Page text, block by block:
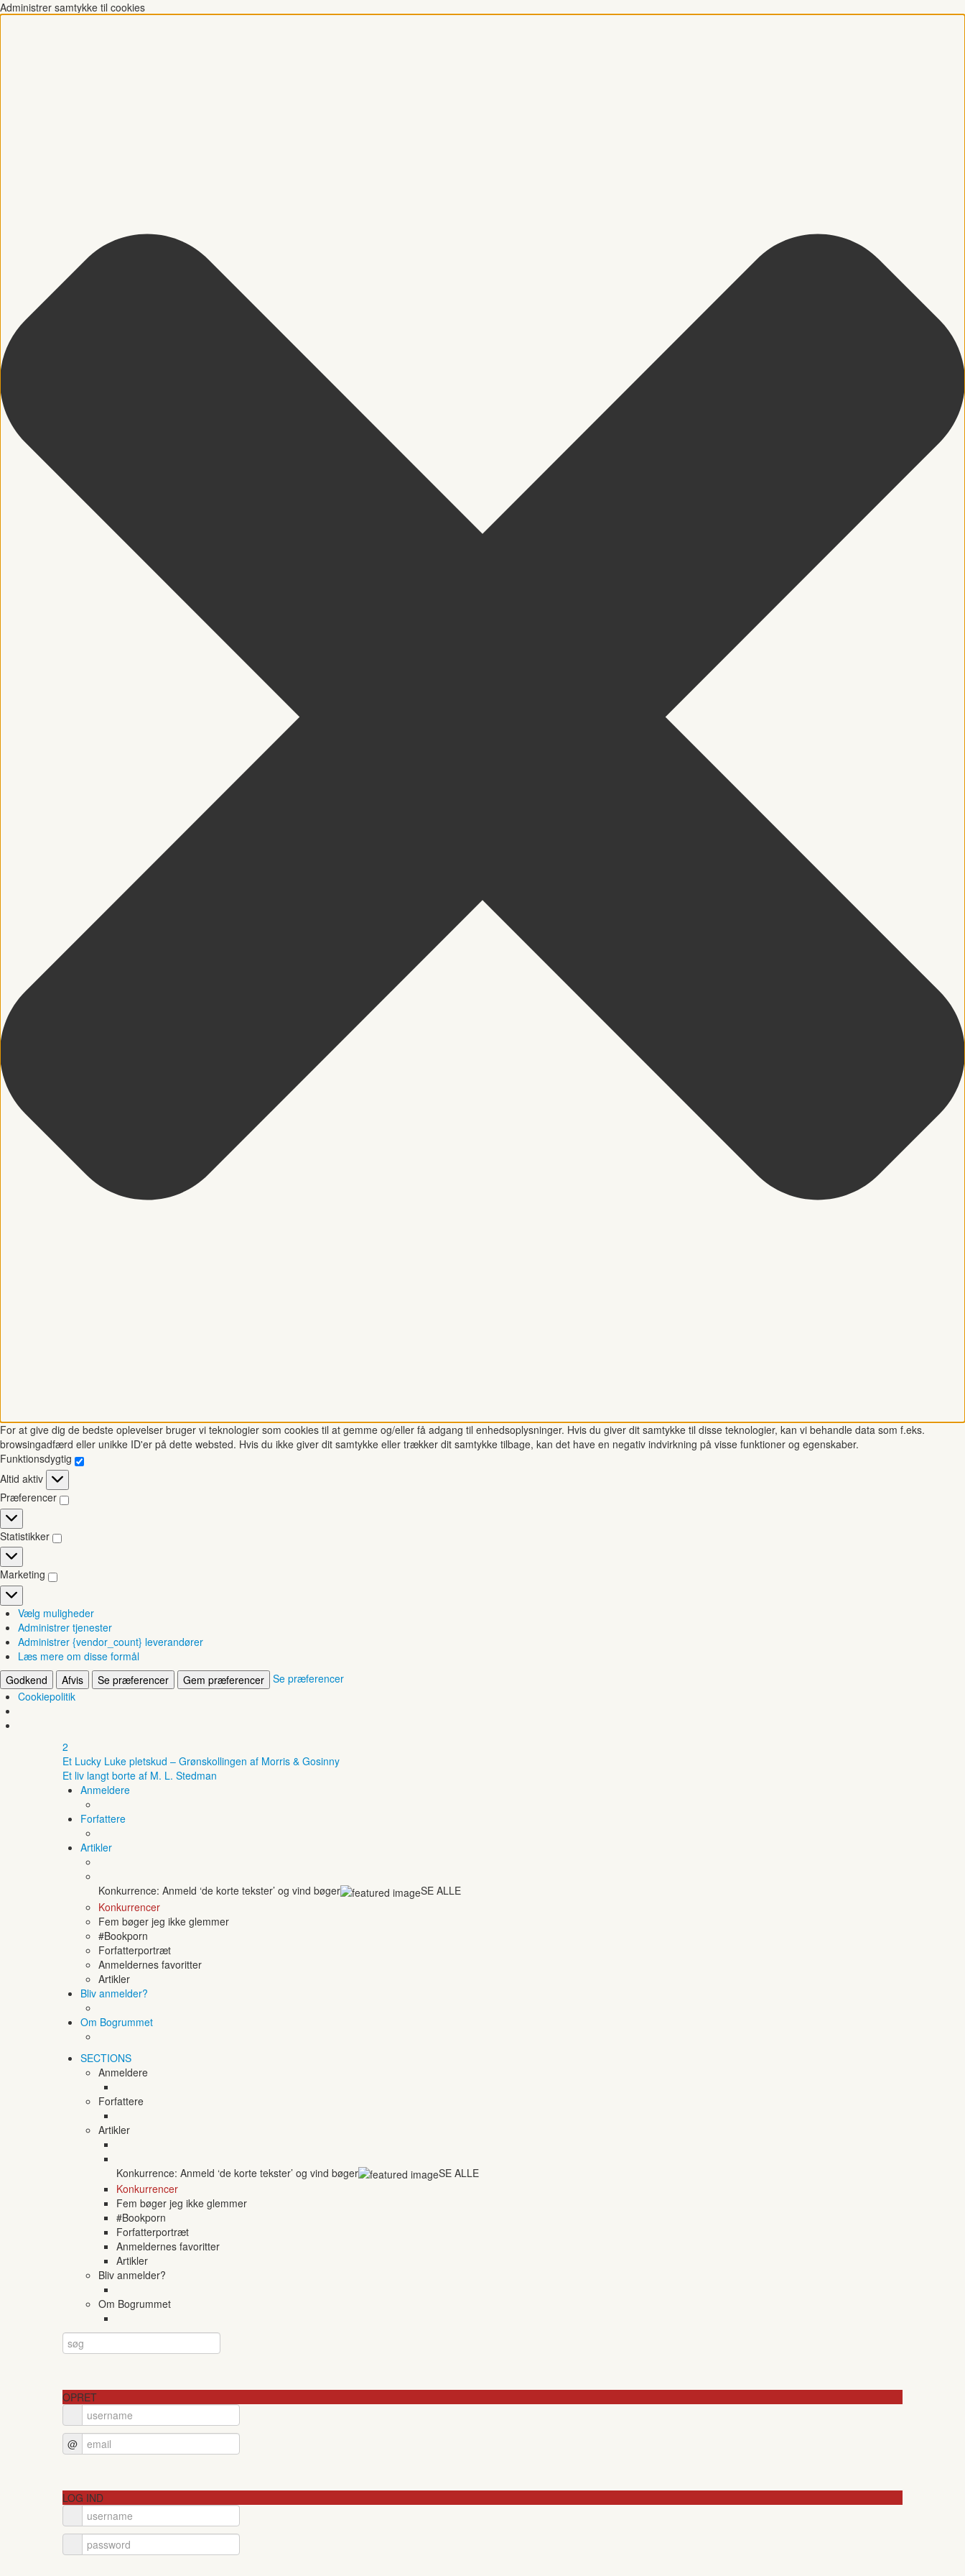
Administrer samtykke til cookies
For at give dig de bedste oplevelser bruger vi teknologier som cookies til at gemme og/eller få adgang til enhedsoplysninger. Hvis du giver dit samtykke til disse teknologier, kan vi behandle data som f.eks.
browsingadfærd eller unikke ID'er på dette websted. Hvis du ikke giver dit samtykke eller trækker dit samtykke tilbage, kan det have en negativ indvirkning på visse funktioner og egenskaber.
Funktionsdygtig
Funktionsdygtig
Altid aktiv
Præferencer
Præferencer
Statistikker
Statistikker
Marketing
Marketing
Vælg muligheder
Administrer tjenester
Administrer {vendor_count} leverandører
Læs mere om disse formål
Godkend
Afvis Se præferencer Gem præferencer Se præferencer
Cookiepolitik
2
Et Lucky Luke pletskud – Grønskollingen af Morris & Gosinny
Et liv langt borte af M. L. Stedman
Anmeldere
Forfattere
Artikler
Konkurrence: Anmeld ‘de korte tekster’ og vind bøger
SE ALLE
Konkurrencer
Fem bøger jeg ikke glemmer
#Bookporn
Forfatterportræt
Anmeldernes favoritter
Artikler
Bliv anmelder?
Om Bogrummet
SECTIONS
Anmeldere
Forfattere
Artikler
Konkurrence: Anmeld ‘de korte tekster’ og vind bøger
SE ALLE
Konkurrencer
Fem bøger jeg ikke glemmer
#Bookporn
Forfatterportræt
Anmeldernes favoritter
Artikler
Bliv anmelder?
Om Bogrummet
OPRET
@
LOG IND